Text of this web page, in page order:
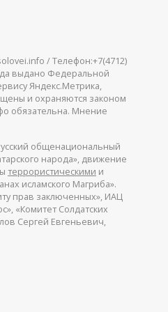
/ Телефон:+7(4712)
выдано Федеральной
Яндекс.Метрика,
и охраняются законом
обязательна. Мнение
общенациональный
народа», движение
террористическими и
исламского Магриба».
прав заключенных», ИАЦ
«Комитет Солдатских
Сергей Евгеньевич,